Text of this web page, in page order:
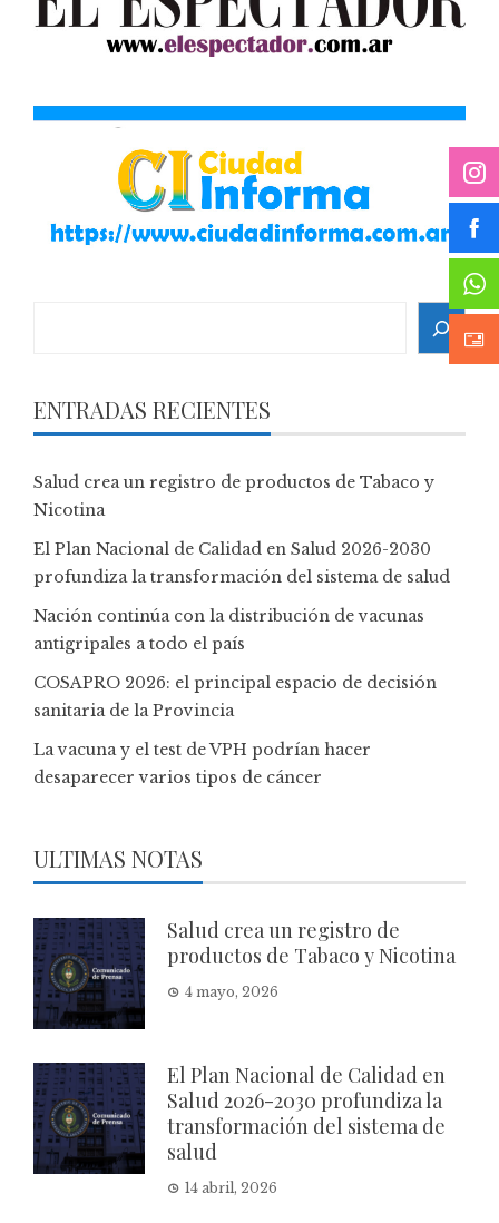
ENTRADAS RECIENTES
Salud crea un registro de productos de Tabaco y
Nicotina
El Plan Nacional de Calidad en Salud 2026-2030
profundiza la transformación del sistema de salud
Nación continúa con la distribución de vacunas
antigripales a todo el país
COSAPRO 2026: el principal espacio de decisión
sanitaria de la Provincia
La vacuna y el test de VPH podrían hacer
desaparecer varios tipos de cáncer
ULTIMAS NOTAS
Salud crea un registro de
productos de Tabaco y Nicotina
4 mayo, 2026
El Plan Nacional de Calidad en
Salud 2026-2030 profundiza la
transformación del sistema de
salud
14 abril, 2026